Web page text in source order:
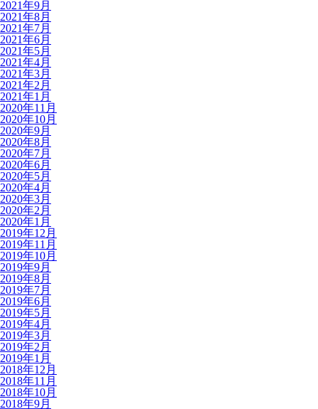
2021年9月
2021年8月
2021年7月
2021年6月
2021年5月
2021年4月
2021年3月
2021年2月
2021年1月
2020年11月
2020年10月
2020年9月
2020年8月
2020年7月
2020年6月
2020年5月
2020年4月
2020年3月
2020年2月
2020年1月
2019年12月
2019年11月
2019年10月
2019年9月
2019年8月
2019年7月
2019年6月
2019年5月
2019年4月
2019年3月
2019年2月
2019年1月
2018年12月
2018年11月
2018年10月
2018年9月